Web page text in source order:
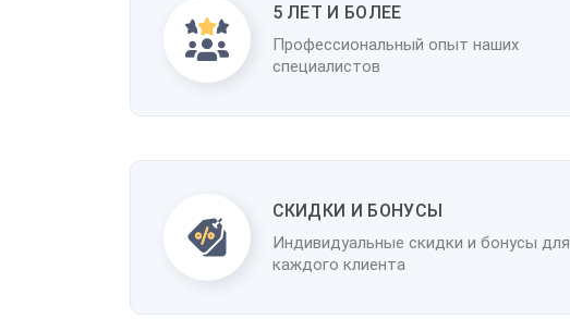
5 ЛЕТ И БОЛЕЕ
Профессиональный опыт наших
специалистов
CКИДКИ И БОНУСЫ
Индивидуальные скидки и бонусы для
каждого клиента